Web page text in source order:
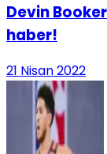
Devin
haber!
21 Nisan 2022